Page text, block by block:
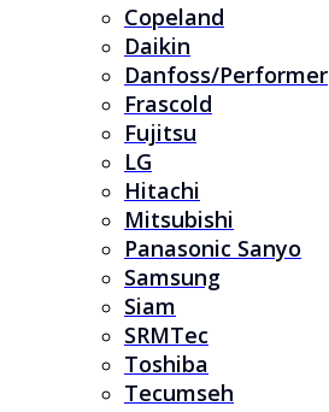
Copeland
Daikin
Danfoss/Performer
Frascold
Fujitsu
LG
Hitachi
Mitsubishi
Panasonic Sanyo
Samsung
Siam
SRMTec
Toshiba
Tecumseh